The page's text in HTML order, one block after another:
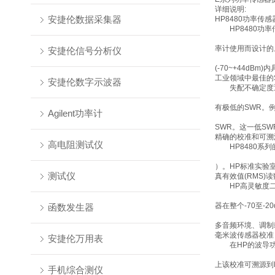
安捷伦数据采集器
安捷伦信号分析仪
安捷伦数字示波器
Agilent功率计
高电阻测试仪
测试仪
函数发生器
安捷伦万用表
手机综合测仪
详细说明:
HP8480功率传感
HP8480功率传
率计使用而设计
(-70~+44dBm)内
工业领域中最佳
失配不确定度通
有极低的SWR。
SWR。这一低
精确的校准和可
HP8480系列的
）。HP标准实验
真有效值(RMS)读
HP高灵敏度二
器在整个-70至-
多音频环境、调
毫米波传感器校准
在HP的波导功
上该校准可溯源